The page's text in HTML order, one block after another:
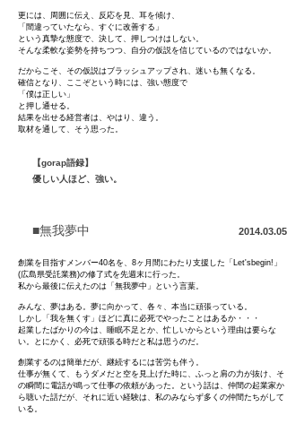
更には、周囲に伝え、反応を見、耳を傾け、
「間違っていたなら、すぐに改善する」
という真摯な態度で、決して、押しつけはしない。
そんな柔軟な姿勢を持ちつつ、自分の仮説を信じているのではないか。
だからこそ、その仮説はブラッシュアップされ、迷いも無くなる。
確信となり、ここぞという時には、強い態度で
「僕は正しい」
と押し通せる。
結果を出せる経営者は、やはり、違う。
取材を通して、そう思った。
【gorap語録】
優しい人ほど、強い。
■無我夢中 2014.03.05
創業を目指すメンバー40名を、8ヶ月間にわたり支援した「Let'sbegin!」
(広島県受託業務)の修了式を先週末に行った。
私から最後に伝えたのは「無我夢中」という言葉。
みんな、夢はある。夢に向かって、各々、本当に頑張っている。
しかし「我を無くす」ほどに真に必死でやったことはあるか・・・
起業したばかりの今は、睡眠不足とか、忙しいからという理由は要らな
い。とにかく、必死で頑張る時だと私は思うのだ。
創業するのは簡単だが、継続するには苦労も伴う。
仕事が無くて、もうダメだと空を見上げた時に、ふっと肩の力が抜け、そ
の瞬間に電話が鳴って仕事の依頼があった。という話は、仲間の起業家か
ら聴いた話だが、それに近い経験は、私のみならず多くの仲間たちがして
いる。